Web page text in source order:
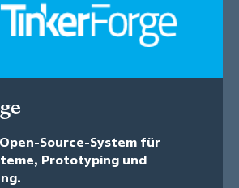
Source-System für
Prototyping und